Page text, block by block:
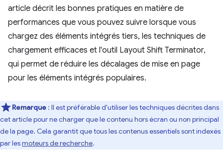
article décrit les bonnes pratiques en matière de
performances que vous pouvez suivre lorsque vous
chargez des éléments intégrés tiers, les techniques de
chargement efficaces et l'outil Layout Shift Terminator,
qui permet de réduire les décalages de mise en page
pour les éléments intégrés populaires.
Remarque : Il est préférable d'utiliser les techniques décrites dans
cet article pour ne charger que le contenu hors écran ou non principal
de la page. Cela garantit que tous les contenus essentiels sont indexés
par lesmoteurs de recherche.